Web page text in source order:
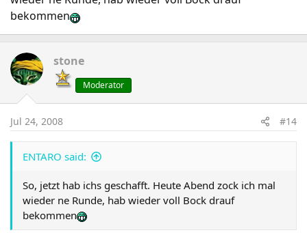
bekommen
stone
Moderator
Jul 24, 2008 #14
ENTARO said:
So, jetzt hab ichs geschafft. Heute Abend zock ich mal
wieder ne Runde, hab wieder voll Bock drauf
bekommen